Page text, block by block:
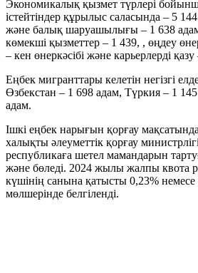
Экономикалық қызмет түрлері
істейтіндер құрылыс саласында – 5
және балық шаруашылығы – 1 638
көмекші қызметтер – 1 439, , өңдеу
– кен өнеркәсібі және карьерлерді
Еңбек мигранттары келетін негізгі
Өзбекстан – 1 698 адам, Түркия – 1
адам.
Ішкі еңбек нарығын қорғау
халықты әлеуметтік қорғау
республикаға шетел мамандарын
және бөледі. 2024 жылы жалпы квота
күшінің санына қатысты 0,23% немесе
мөлшерінде белгіленді.